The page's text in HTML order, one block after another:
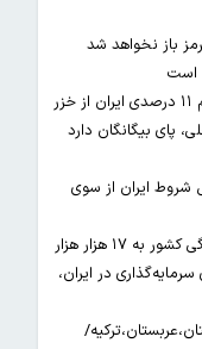
باز نخواهد شد
است
پای بیگانگان دارد
شروط ایران از سوی
پور دهقان، عضو کمیسیون صنایع مجلس: نقدینگی کشور به ۱۷ هزار هزار
دلاری برای سرمایه‌گذاری در ایران،